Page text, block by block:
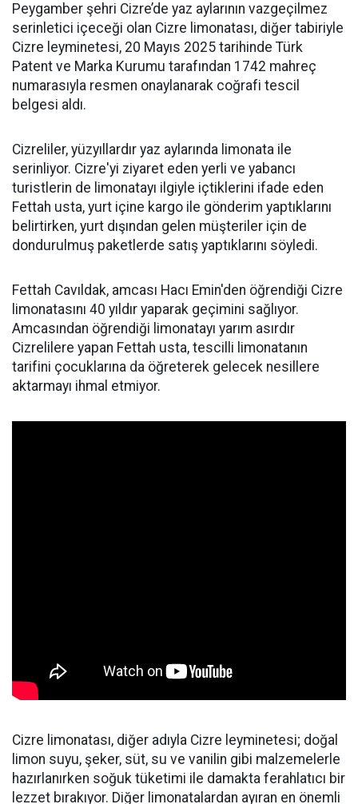
Peygamber şehri Cizre’de yaz aylarının vazgeçilmez
serinletici içeceği olan Cizre limonatası, diğer tabiriyle
Cizre leyminetesi, 20 Mayıs 2025 tarihinde Türk
Patent ve Marka Kurumu tarafından 1742 mahreç
numarasıyla resmen onaylanarak coğrafi tescil
belgesi aldı.
Cizreliler, yüzyıllardır yaz aylarında limonata ile
serinliyor. Cizre'yi ziyaret eden yerli ve yabancı
turistlerin de limonatayı ilgiyle içtiklerini ifade eden
Fettah usta, yurt içine kargo ile gönderim yaptıklarını
belirtirken, yurt dışından gelen müşteriler için de
dondurulmuş paketlerde satış yaptıklarını söyledi.
Fettah Cavıldak, amcası Hacı Emin'den öğrendiği Cizre
limonatasını 40 yıldır yaparak geçimini sağlıyor.
Amcasından öğrendiği limonatayı yarım asırdır
Cizrelilere yapan Fettah usta, tescilli limonatanın
tarifini çocuklarına da öğreterek gelecek nesillere
aktarmayı ihmal etmiyor.
Cizre limonatası, diğer adıyla Cizre leyminetesi; doğal
limon suyu, şeker, süt, su ve vanilin gibi malzemelerle
hazırlanırken soğuk tüketimi ile damakta ferahlatıcı bir
lezzet bırakıyor. Diğer limonatalardan ayıran en önemli